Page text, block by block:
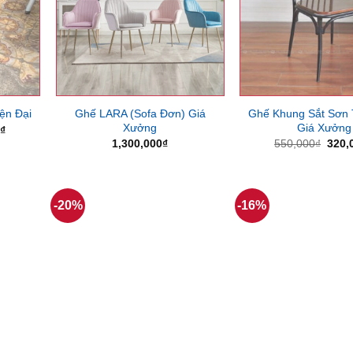
Đại
₫Giá
Ghế LARA (Sofa Đơn) Giá
Xưởng
1,300,000₫
Ghế Khung Sắt Sơn
Giá Xưởng
550,000₫ Giá
-20% -16%